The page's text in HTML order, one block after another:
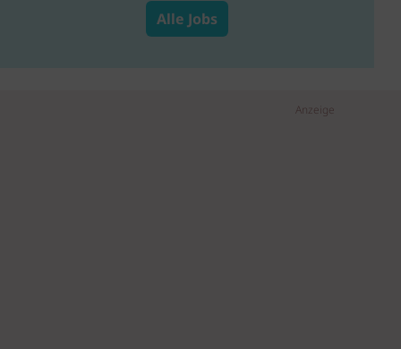
Alle Jobs
Anzeige